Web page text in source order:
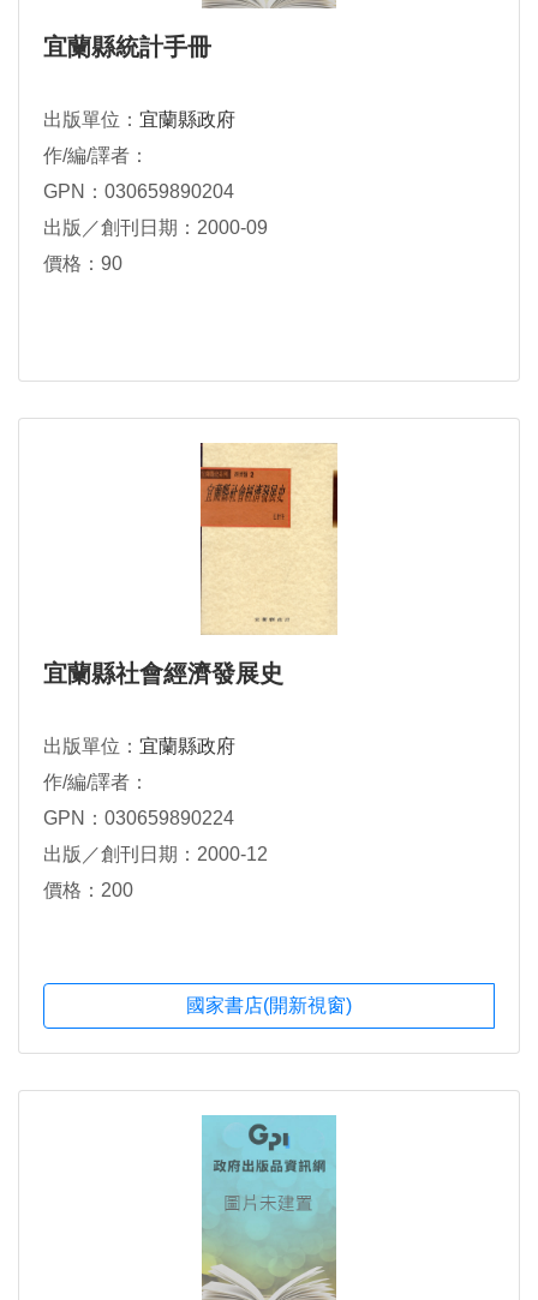
宜蘭縣統計手冊
出版單位： 宜蘭縣政府
作/編/譯者：
GPN：030659890204
出版／創刊日期：2000-09
價格：90
宜蘭縣社會經濟發展史
出版單位： 宜蘭縣政府
作/編/譯者：
GPN：030659890224
出版／創刊日期：2000-12
價格：200
國家書店(開新視窗)